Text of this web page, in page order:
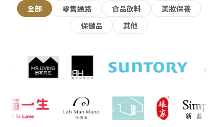
全部 零售通路 食品飲料
美妝保養
保健品
其他